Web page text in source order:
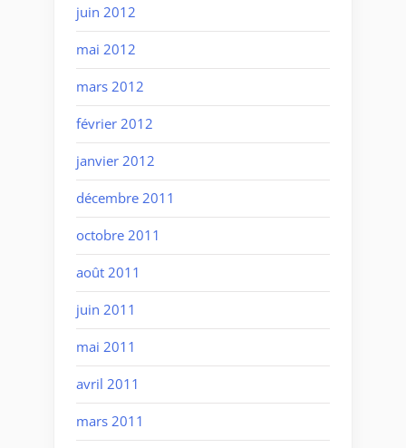
juin 2012
mai 2012
mars 2012
février 2012
janvier 2012
décembre 2011
octobre 2011
août 2011
juin 2011
mai 2011
avril 2011
mars 2011